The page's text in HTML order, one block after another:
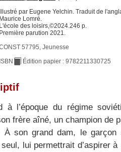
Illustré par Eugene Yelchin. Traduit de
Maurice Lomré.
L'école des loisirs,©2024.246 p.
Première parution 2021.
57795, Jeunesse
ISBN Édition papier : 9782211330725
à l’époque du régime
frère aîné, un champion de
À son grand dam, le garçon
lui permettrait d’aspirer à